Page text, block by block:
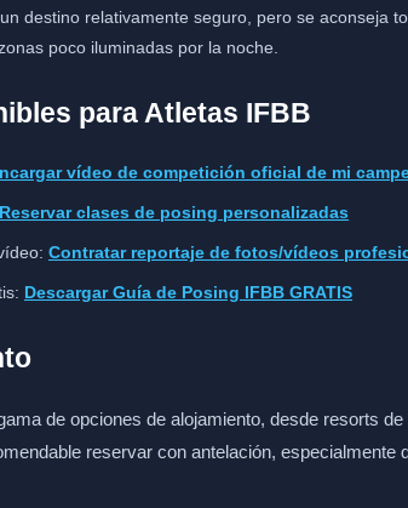
destino relativamente seguro, pero se aconseja
poco iluminadas por la noche.
para Atletas IFBB
vídeo de competición oficial de mi
Reservar clases de posing personalizadas
Contratar reportaje de fotos/vídeos
Descargar Guía de Posing IFBB GRATIS
de opciones de alojamiento, desde resorts
reservar con antelación, especialmente